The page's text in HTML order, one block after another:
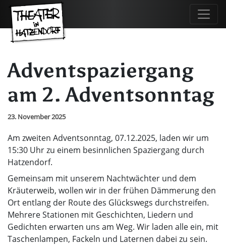
Adventspaziergang
am 2. Adventsonntag
23. November 2025
Am zweiten Adventsonntag, 07.12.2025, laden wir um
15:30 Uhr zu einem besinnlichen Spaziergang durch
Hatzendorf.
Gemeinsam mit unserem Nachtwächter und dem
Kräuterweib, wollen wir in der frühen Dämmerung den
Ort entlang der Route des Glückswegs durchstreifen.
Mehrere Stationen mit Geschichten, Liedern und
Gedichten erwarten uns am Weg. Wir laden alle ein, mit
Taschenlampen, Fackeln und Laternen dabei zu sein.